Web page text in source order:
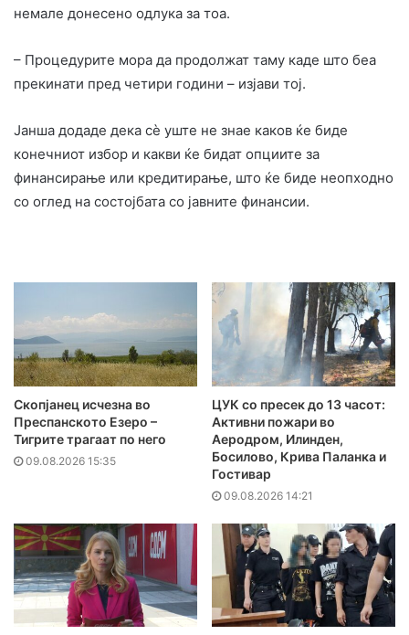
немале донесено одлука за тоа.
– Процедурите мора да продолжат таму каде што беа
прекинати пред четири години – изјави тој.
Јанша додаде дека сè уште не знае каков ќе биде
конечниот избор и какви ќе бидат опциите за
финансирање или кредитирање, што ќе биде неопходно
со оглед на состојбата со јавните финансии.
Скопјанец исчезна во
Преспанското Езеро –
Тигрите трагаат по него
09.08.2026 15:35
ЦУК со пресек до 13 часот:
Активни пожари во
Аеродром, Илинден,
Босилово, Крива Паланка и
Гостивар
09.08.2026 14:21